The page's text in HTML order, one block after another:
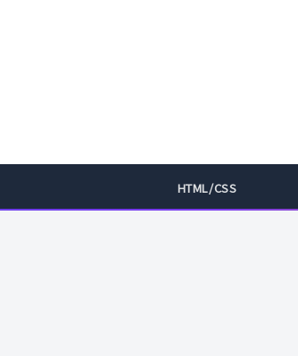
HTML/CSS